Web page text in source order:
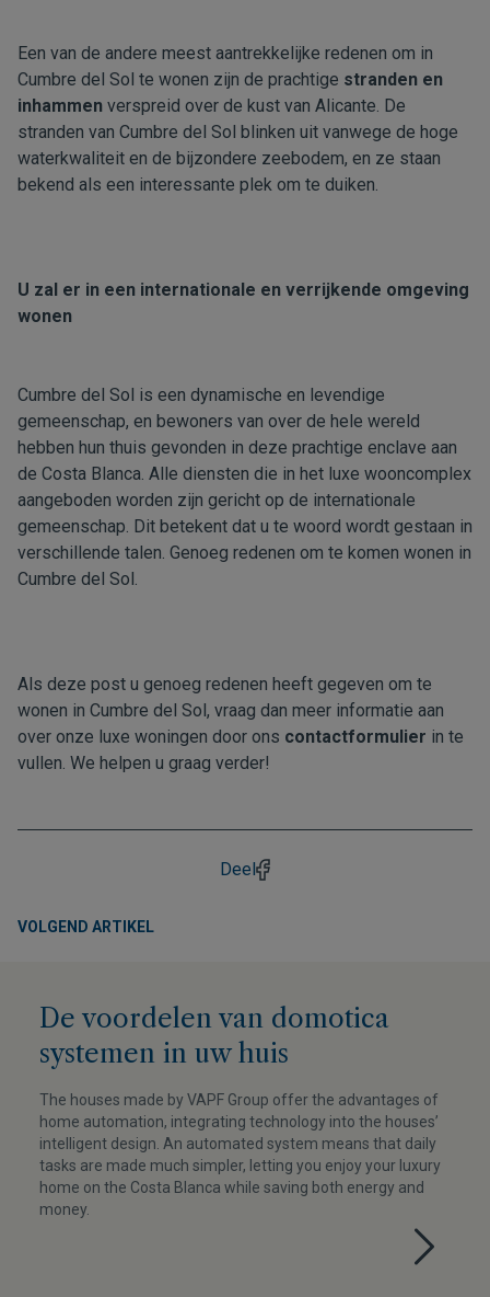
Een van de andere meest aantrekkelijke redenen om in
Cumbre del Sol te wonen zijn de prachtige stranden en
inhammen verspreid over de kust van Alicante. De
stranden van Cumbre del Sol blinken uit vanwege de hoge
waterkwaliteit en de bijzondere zeebodem, en ze staan
bekend als een interessante plek om te duiken.
U zal er in een internationale en verrijkende omgeving
wonen
Cumbre del Sol is een dynamische en levendige
gemeenschap, en bewoners van over de hele wereld
hebben hun thuis gevonden in deze prachtige enclave aan
de Costa Blanca. Alle diensten die in het luxe wooncomplex
aangeboden worden zijn gericht op de internationale
gemeenschap. Dit betekent dat u te woord wordt gestaan in
verschillende talen. Genoeg redenen om te komen wonen in
Cumbre del Sol.
Als deze post u genoeg redenen heeft gegeven om te
wonen in Cumbre del Sol, vraag dan meer informatie aan
over onze luxe woningen door ons contactformulier in te
vullen. We helpen u graag verder!
Deel
VOLGEND ARTIKEL
De voordelen van domotica
systemen in uw huis
The houses made by VAPF Group offer the advantages of
home automation, integrating technology into the houses’
intelligent design. An automated system means that daily
tasks are made much simpler, letting you enjoy your luxury
home on the Costa Blanca while saving both energy and
money.